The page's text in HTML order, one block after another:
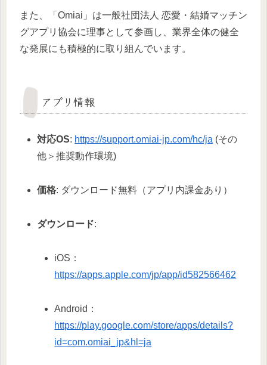
また、「Omiai」は一般社団法人 恋愛・結婚マッチン
グアプリ協会に理事として参画し、業界全体の健全
な発展にも積極的に取り組んでいます。
アプリ情報
対応OS: https://support.omiai-jp.com/hc/ja (その
他＞推奨動作環境)
価格: ダウンロード無料（アプリ内課金あり）
ダウンロード:
iOS：
https://apps.apple.com/jp/app/id582566462
Android：
https://play.google.com/store/apps/details?
id=com.omiai_jp&hl=ja